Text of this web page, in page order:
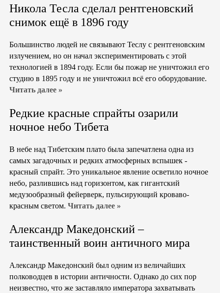
Никола Тесла сделал рентгеновский
снимок ещё в 1896 году
Большинство людей не связывают Теслу с рентгеновским
излучением, но он начал экспериментировать с этой
технологией в 1894 году. Если бы пожар не уничтожил его
студию в 1895 году и не уничтожил всё его оборудование.
Читать далее »
Редкие красные спрайты озарили
ночное небо Тибета
В небе над Тибетским плато была запечатлена одна из
самых загадочных и редких атмосферных вспышек -
красный спрайт. Это уникальное явление осветило ночное
небо, разлившись над горизонтом, как гигантский
медузообразный фейерверк, пульсирующий кроваво-
красным светом. Читать далее »
Александр Македонский –
таинственный воин античного мира
Александр Македонский был одним из величайших
полководцев в истории античности. Однако до сих пор
неизвестно, что же заставляло императора захватывать